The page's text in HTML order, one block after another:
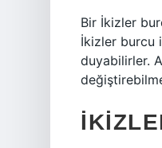
Bir İkizler
İkizler burcu
duyabilirler.